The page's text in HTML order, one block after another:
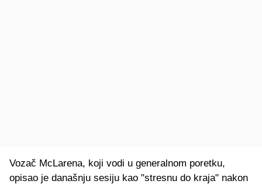
Vozač McLarena, koji vodi u generalnom poretku,
opisao je današnju sesiju kao "stresnu do kraja" nakon